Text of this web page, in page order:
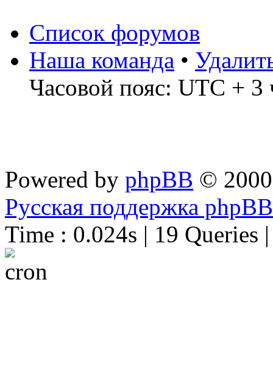
Список форумов
Наша команда •
Часовой пояс: UTC + 3
Powered by phpBB ©
Русская поддержка phpBB
Time : 0.024s | 19 Queries